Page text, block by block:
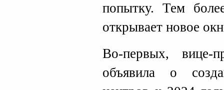
попытку. Тем
открывает новое
Во-первых, вице-
объявила о